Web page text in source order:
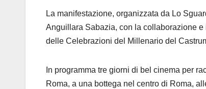
La manifestazione, organizzata da Lo
Anguillara Sabazia, con la collaborazione
delle Celebrazioni del Millenario del
In programma tre giorni di bel cinema per
Roma, a una bottega nel centro di Roma,